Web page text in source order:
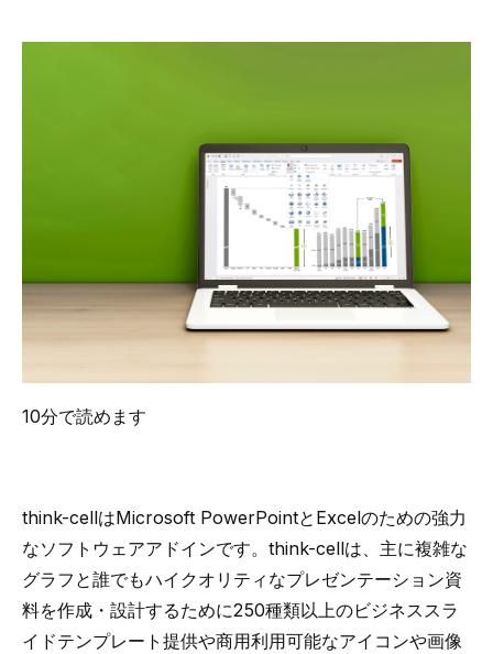
10分で読めます
think-cellはMicrosoft PowerPointとExcelのための強力
なソフトウェアアドインです。think-cellは、主に複雑な
グラフと誰でもハイクオリティなプレゼンテーション資
料を作成・設計するために250種類以上のビジネススラ
イドテンプレート提供や商用利用可能なアイコンや画像